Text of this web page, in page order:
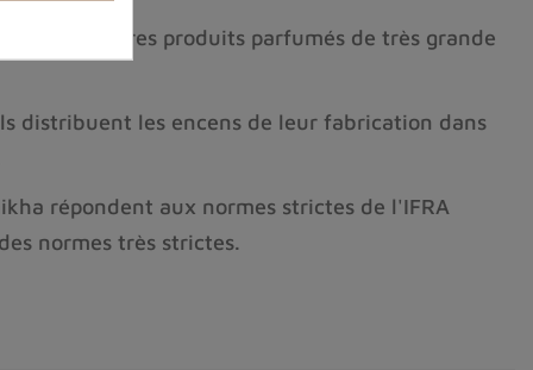
et d'autres produits parfumés de très grande
distribuent les encens de leur fabrication dans
répondent aux normes strictes de l'IFRA
normes très strictes.